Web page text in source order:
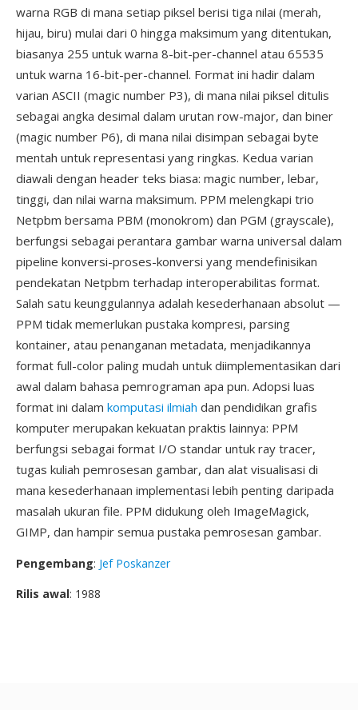
warna RGB di mana setiap piksel berisi tiga nilai (merah,
hijau, biru) mulai dari 0 hingga maksimum yang ditentukan,
biasanya 255 untuk warna 8-bit-per-channel atau 65535
untuk warna 16-bit-per-channel. Format ini hadir dalam
varian ASCII (magic number P3), di mana nilai piksel ditulis
sebagai angka desimal dalam urutan row-major, dan biner
(magic number P6), di mana nilai disimpan sebagai byte
mentah untuk representasi yang ringkas. Kedua varian
diawali dengan header teks biasa: magic number, lebar,
tinggi, dan nilai warna maksimum. PPM melengkapi trio
Netpbm bersama PBM (monokrom) dan PGM (grayscale),
berfungsi sebagai perantara gambar warna universal dalam
pipeline konversi-proses-konversi yang mendefinisikan
pendekatan Netpbm terhadap interoperabilitas format.
Salah satu keunggulannya adalah kesederhanaan absolut —
PPM tidak memerlukan pustaka kompresi, parsing
kontainer, atau penanganan metadata, menjadikannya
format full-color paling mudah untuk diimplementasikan dari
awal dalam bahasa pemrograman apa pun. Adopsi luas
format ini dalam komputasi ilmiah dan pendidikan grafis
komputer merupakan kekuatan praktis lainnya: PPM
berfungsi sebagai format I/O standar untuk ray tracer,
tugas kuliah pemrosesan gambar, dan alat visualisasi di
mana kesederhanaan implementasi lebih penting daripada
masalah ukuran file. PPM didukung oleh ImageMagick,
GIMP, dan hampir semua pustaka pemrosesan gambar.
Pengembang: Jef Poskanzer
Rilis awal: 1988